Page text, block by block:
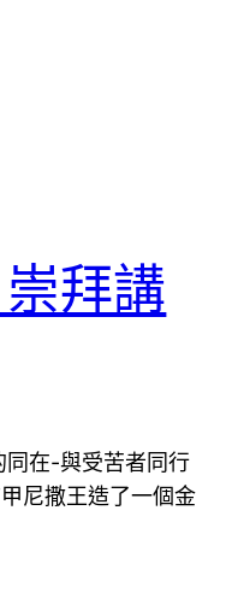
拜講
同在-與受苦者同行
尼撒王造了一個金